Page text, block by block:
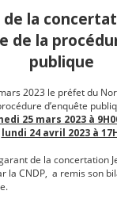
de la
de la
publique
2023 le préfet du
d’enquête
25 mars 2023 à
lundi 24 avril 2023 à
de la concertation
la CNDP, a remis son